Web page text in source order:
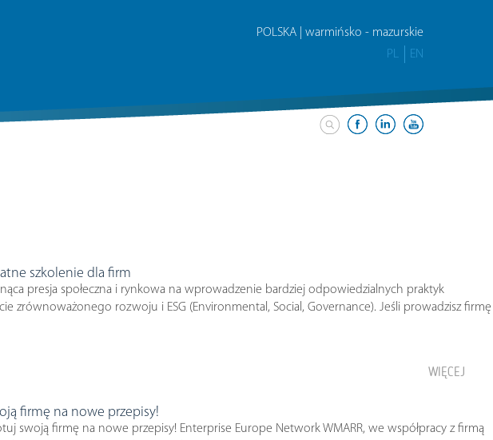
POLSKA | warmińsko - mazurskie
PL
EN
szkolenie dla firm
presja społeczna i rynkowa na wprowadzenie bardziej odpowiedzialnych praktyk
zrównoważonego rozwoju i ESG (Environmental, Social, Governance). Jeśli prowadzisz firmę
WIĘCEJ
firmę na nowe przepisy!
swoją firmę na nowe przepisy! Enterprise Europe Network WMARR, we współpracy z firmą